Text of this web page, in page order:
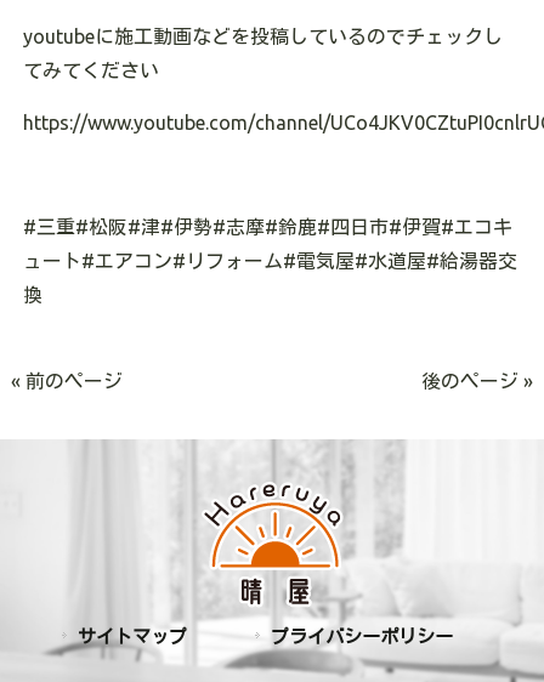
youtubeに施工動画などを投稿しているのでチェックし
てみてください
https://www.youtube.com/channel/
#三重#松阪#津#伊勢#志摩#鈴鹿#四日市#伊賀#エコキ
ュート#エアコン#リフォーム#電気屋#水道屋#給湯器交
換
« 前のページ 後のページ »
サイトマップ プライバシーポリシー